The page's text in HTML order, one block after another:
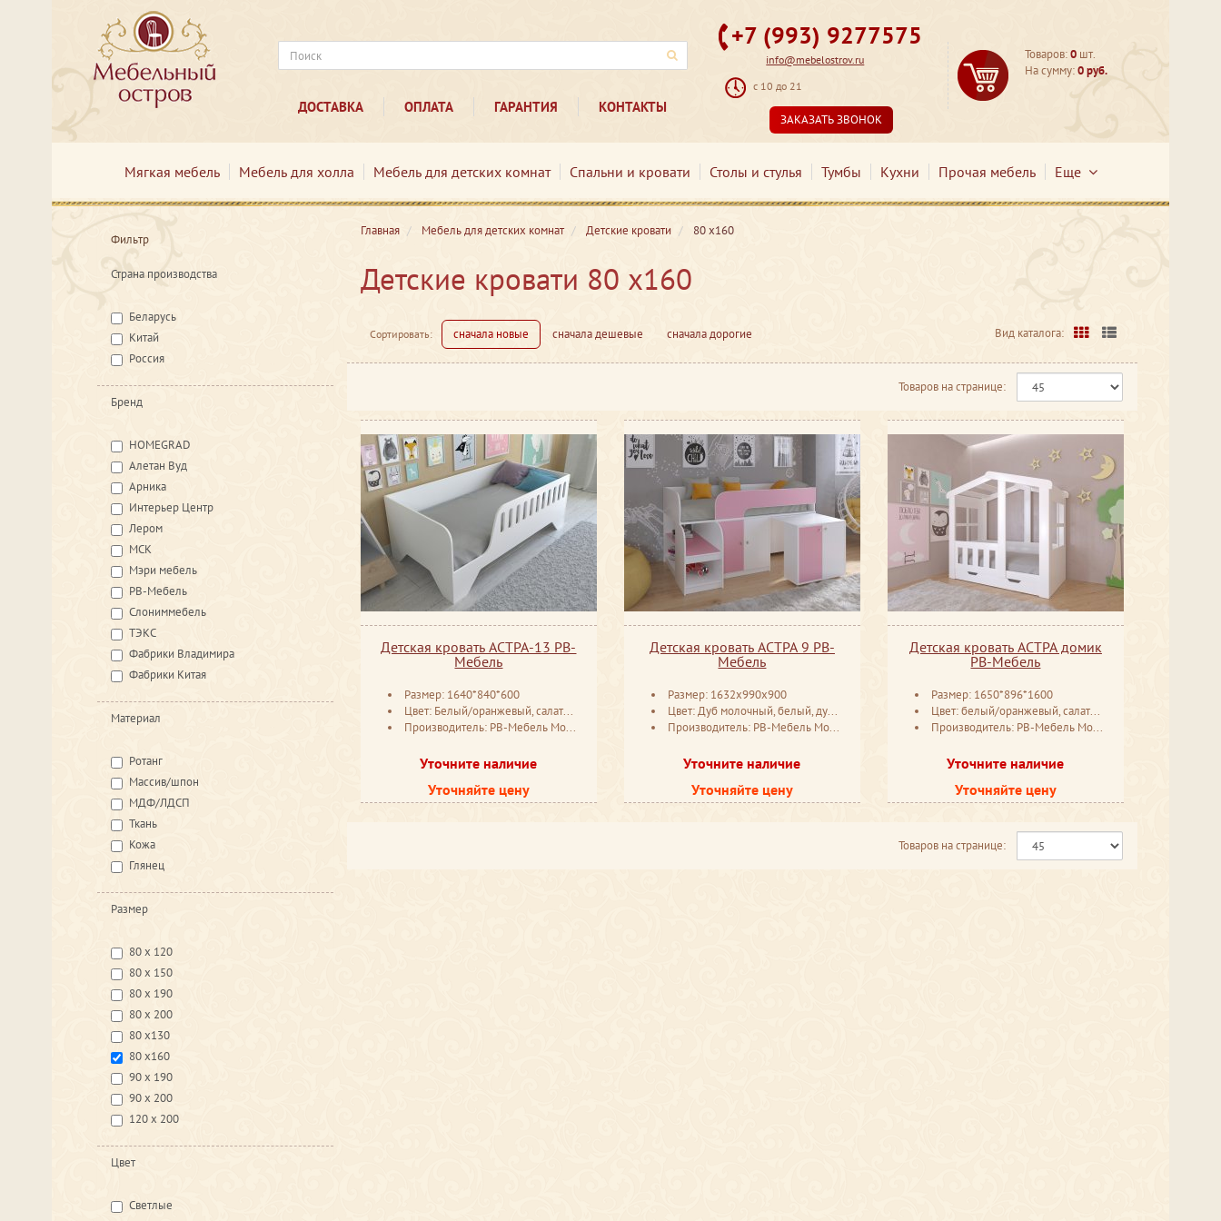
ДОСТАВКА ОПЛАТА ГАРАНТИЯ КОНТАКТЫ
+7 (993) 9277575
info@mebelostrov.ru
с 10 до 21
ЗАКАЗАТЬ ЗВОНОК
Товаров:0 шт.
На сумму:0 руб.
Мягкая мебель Мебель для холла Мебель для детских комнат Спальни и кровати Столы и стулья Тумбы Кухни Прочая мебель Еще
Фильтр
Страна производства
Беларусь
Китай
Россия
Бренд
HOMEGRAD
Алетан Вуд
Арника
Интерьер Центр
Лером
МСК
Мэри мебель
РВ-Мебель
Слониммебель
ТЭКС
Фабрики Владимира
Фабрики Китая
Материал
Ротанг
Массив/шпон
МДФ/ЛДСП
Ткань
Кожа
Глянец
Размер
80 х 120
80 х 150
80 х 190
80 х 200
80 х130
80 х160
90 х 190
90 х 200
120 х 200
Цвет
Светлые
Главная Мебель для детских комнат Детские кровати 80 х160
Детские кровати 80 х160
Сортировать: сначала новые сначала дешевые сначала дорогие Вид каталога:
Товаров на странице:
Детская кровать АСТРА-13 РВ-
Мебель
Размер: 1640*840*600
Цвет: Белый/оранжевый, салатовый, голубой, Венге, розовый, Дуб молочный, Орех, дуб шамони, Белый, Железный камень
Производитель: РВ-Мебель Москва
Уточните наличие
Уточняйте цену
Детская кровать АСТРА 9 РВ-
Мебель
Размер: 1632x990x900
Цвет: Дуб молочный, белый, дуб сонома/оранжевый, салатовый, голубой, венге, розовый, дуб молочный, орех, дуб шамони, дуб сонома, железный камень, белый
Производитель: РВ-Мебель Москва
Уточните наличие
Уточняйте цену
Детская кровать АСТРА домик
РВ-Мебель
Размер: 1650*896*1600
Цвет: белый/оранжевый, салатовый, голубой, Венге, розовый, белый, Орех, дуб шамони
Производитель: РВ-Мебель Москва
Уточните наличие
Уточняйте цену
Товаров на странице: